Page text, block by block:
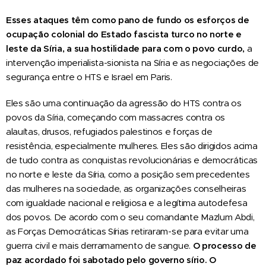
Esses ataques têm como pano de fundo os esforços de
ocupação colonial do Estado fascista turco no norte e
leste da Síria, a sua hostilidade para com o povo curdo, a
intervenção imperialista-sionista na Síria e as negociações de
segurança entre o HTS e Israel em Paris.
Eles são uma continuação da agressão do HTS contra os
povos da Síria, começando com massacres contra os
alauítas, drusos, refugiados palestinos e forças de
resistência, especialmente mulheres. Eles são dirigidos acima
de tudo contra as conquistas revolucionárias e democráticas
no norte e leste da Síria, como a posição sem precedentes
das mulheres na sociedade, as organizações conselheiras
com igualdade nacional e religiosa e a legítima autodefesa
dos povos. De acordo com o seu comandante Mazlum Abdi,
as Forças Democráticas Sírias retiraram-se para evitar uma
guerra civil e mais derramamento de sangue. O processo de
paz acordado foi sabotado pelo governo sírio. O